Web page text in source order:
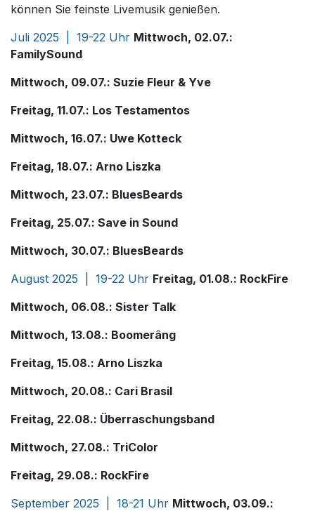
können Sie feinste Livemusik genießen.
Juli 2025 | 19-22 Uhr Mittwoch, 02.07.:
FamilySound
Mittwoch, 09.07.: Suzie Fleur & Yve
Freitag, 11.07.: Los Testamentos
Mittwoch, 16.07.: Uwe Kotteck
Freitag, 18.07.: Arno Liszka
Mittwoch, 23.07.: BluesBeards
Freitag, 25.07.: Save in Sound
Mittwoch, 30.07.: BluesBeards
August 2025 | 19-22 Uhr Freitag, 01.08.: RockFire
Mittwoch, 06.08.: Sister Talk
Mittwoch, 13.08.: Boomerâng
Freitag, 15.08.: Arno Liszka
Mittwoch, 20.08.: Cari Brasil
Freitag, 22.08.: Überraschungsband
Mittwoch, 27.08.: TriColor
Freitag, 29.08.: RockFire
September 2025 | 18-21 Uhr Mittwoch, 03.09.: